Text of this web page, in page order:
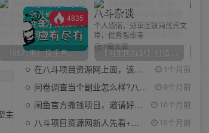
（9571期）快手直播短剧玩法，强开磁力聚星，结合多种变现方式日入600+ 【阿里国际站】打造Top店铺&获得优质询盘客户，​95%的国际站讲师不会说的运营技巧
播，底层逻辑/AI起号/运营晋级/主播进阶/80节课
4835 八斗杂谈
个人感悟，分享互联网优秀文
章，优秀思维等
7篇文章
在八斗项目资源网上面，该看什么类型的赚钱项目 1个月前
问卷调查当个副业怎么样?八斗告诉你 9个月前
闲鱼官方撒钱项目，邀请好友领现金，单价1-8元，0成本可以当个小副业 10个月前
八斗项目资源网新人先看+领取【0撸小项目+互联网工具箱】 10个月前